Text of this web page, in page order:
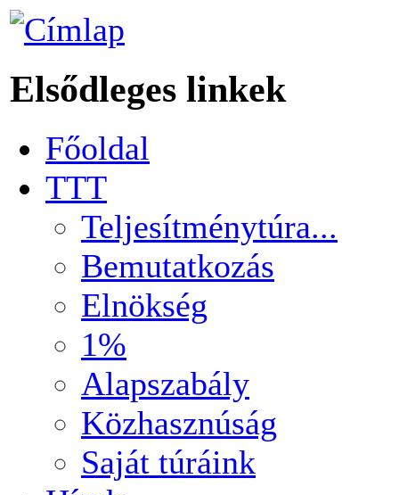
Elsődleges linkek
Főoldal
TTT
Teljesítménytúra...
Bemutatkozás
Elnökség
1%
Alapszabály
Közhasznúság
Saját túráink